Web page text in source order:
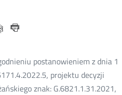
Udostępnij
przez
postanowieniem z dnia 1
projektu decyzji
znak: G.6821.1.31.2021,